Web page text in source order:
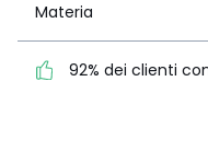
Materia
92% dei clienti